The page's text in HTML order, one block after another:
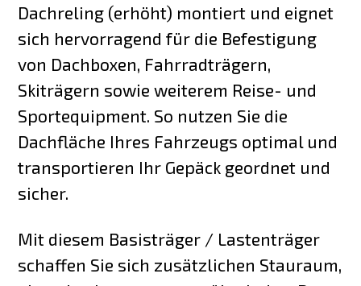
Dachreling (erhöht) montiert und eignet
sich hervorragend für die Befestigung
von Dachboxen, Fahrradträgern,
Skiträgern sowie weiterem Reise- und
Sportequipment. So nutzen Sie die
Dachfläche Ihres Fahrzeugs optimal und
transportieren Ihr Gepäck geordnet und
sicher.
Mit diesem Basisträger / Lastenträger
schaffen Sie sich zusätzlichen Stauraum,